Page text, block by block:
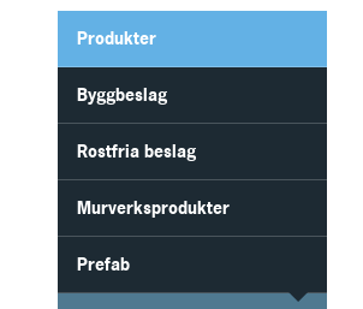
Produkter
Byggbeslag
Rostfria beslag
Murverksprodukter
Prefab